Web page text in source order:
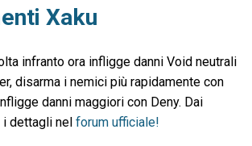
Xaku
infranto ora infligge danni Void neutrali
disarma i nemici più rapidamente con
danni maggiori con Deny. Dai
i dettagli nel forum ufficiale!